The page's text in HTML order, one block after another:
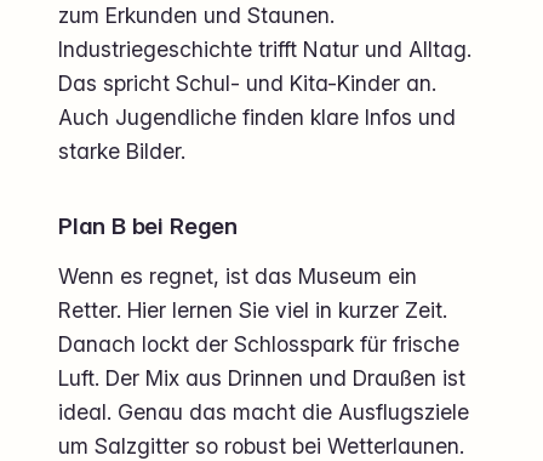
zum Erkunden und Staunen.
Industriegeschichte trifft Natur und Alltag.
Das spricht Schul- und Kita-Kinder an.
Auch Jugendliche finden klare Infos und
starke Bilder.
Plan B bei Regen
Wenn es regnet, ist das Museum ein
Retter. Hier lernen Sie viel in kurzer Zeit.
Danach lockt der Schlosspark für frische
Luft. Der Mix aus Drinnen und Draußen ist
ideal. Genau das macht die Ausflugsziele
um Salzgitter so robust bei Wetterlaunen.